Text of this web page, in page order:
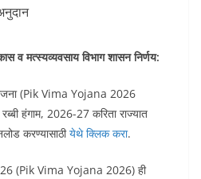
व मत्‍स्‍यव्‍यवसाय विभाग शासन निर्णय:
(Pik Vima Yojana 2026
हंगाम, 2026-27 करिता राज्यात
करण्यासाठीयेथे क्लिक करा.
(Pik Vima Yojana 2026) ही